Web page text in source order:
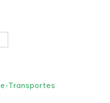
Transportes